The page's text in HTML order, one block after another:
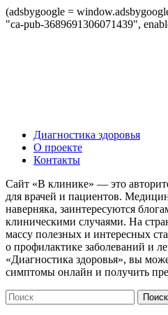
(adsbygoogle =
"ca-pub-3689691306071439",
Диагностика здоровья
О проекте
Контакты
Сайт «В клинике» — это
для врачей и пациентов.
наверняка, заинтересуются
клиническими случаями. На
массу полезных и интересных
о профилактике заболеваний и
«Диагностика здоровья», вы
симптомы онлайн и получить